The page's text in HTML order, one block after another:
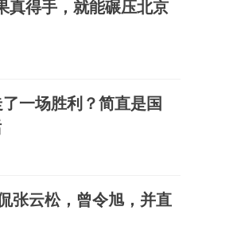
真得手，就能碾压北京
一场胜利？简直是国
张云松，曾令旭，并直